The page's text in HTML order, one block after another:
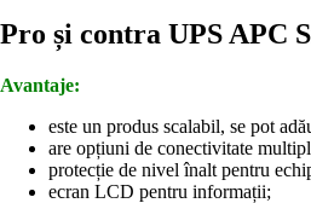
Pro și contra UPS APC
Avantaje:
este un produs scalabil, se pot
are opțiuni de conectivitate
protecție de nivel înalt pentru
ecran LCD pentru informații;